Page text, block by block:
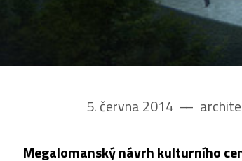
5. června 2014 ––
Megalomanský návrh kulturního